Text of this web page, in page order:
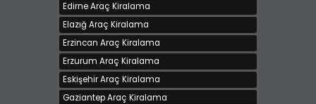
Edirne Araç Kiralama
Elazığ Araç Kiralama
Erzincan Araç Kiralama
Erzurum Araç Kiralama
Eskişehir Araç Kiralama
Gaziantep Araç Kiralama